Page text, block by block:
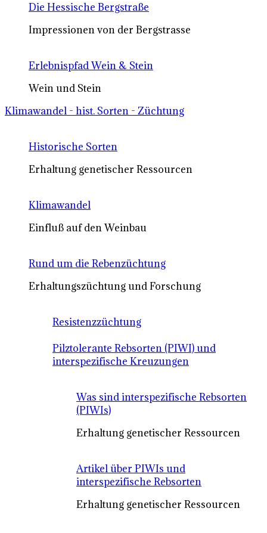
Die Hessische Bergstraße
Impressionen von der Bergstrasse
Erlebnispfad Wein & Stein
Wein und Stein
Klimawandel - hist. Sorten - Züchtung
Historische Sorten
Erhaltung genetischer Ressourcen
Klimawandel
Einfluß auf den Weinbau
Rund um die Rebenzüchtung
Erhaltungszüchtung und Forschung
Resistenzzüchtung
Pilztolerante Rebsorten (PIWI) und
interspezifische Kreuzungen
Was sind interspezifische Rebsorten
(PIWIs)
Erhaltung genetischer Ressourcen
Artikel über PIWIs und
interspezifische Rebsorten
Erhaltung genetischer Ressourcen